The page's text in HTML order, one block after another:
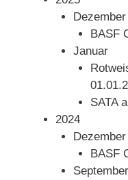
Dezember
BASF
Januar
SATA
2024
Dezember
BASF
September